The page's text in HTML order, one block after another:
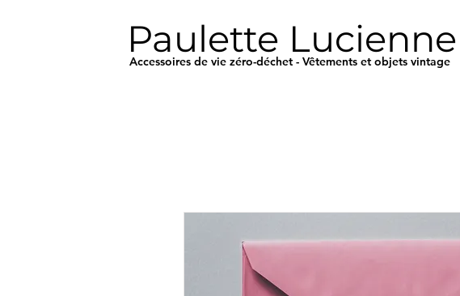
Paulette Lucienne
Accessoires de vie zéro-déchet - Vêtements et objets vintage